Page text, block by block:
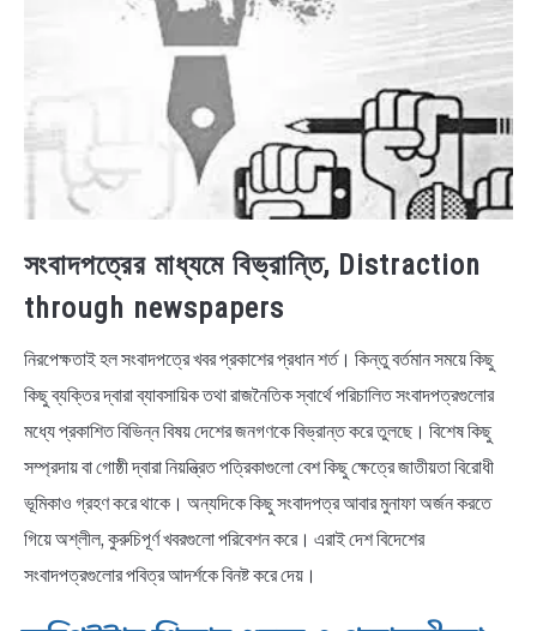
সংবাদপত্রের মাধ্যমে বিভ্রান্তি, Distraction
through newspapers
নিরপেক্ষতাই হল সংবাদপত্রে খবর প্রকাশের প্রধান শর্ত। কিন্তু বর্তমান সময়ে কিছু
কিছু ব্যক্তির দ্বারা ব্যাবসায়িক তথা রাজনৈতিক স্বার্থে পরিচালিত সংবাদপত্রগুলোর
মধ্যে প্রকাশিত বিভিন্ন বিষয় দেশের জনগণকে বিভ্রান্ত করে তুলছে। বিশেষ কিছু
সম্প্রদায় বা গোষ্ঠী দ্বারা নিয়ন্ত্রিত পত্রিকাগুলো বেশ কিছু ক্ষেত্রে জাতীয়তা বিরোধী
ভূমিকাও গ্রহণ করে থাকে। অন্যদিকে কিছু সংবাদপত্র আবার মুনাফা অর্জন করতে
গিয়ে অশ্লীল, কুরুচিপূর্ণ খবরগুলো পরিবেশন করে। এরাই দেশ বিদেশের
সংবাদপত্রগুলোর পবিত্র আদর্শকে বিনষ্ট করে দেয়।